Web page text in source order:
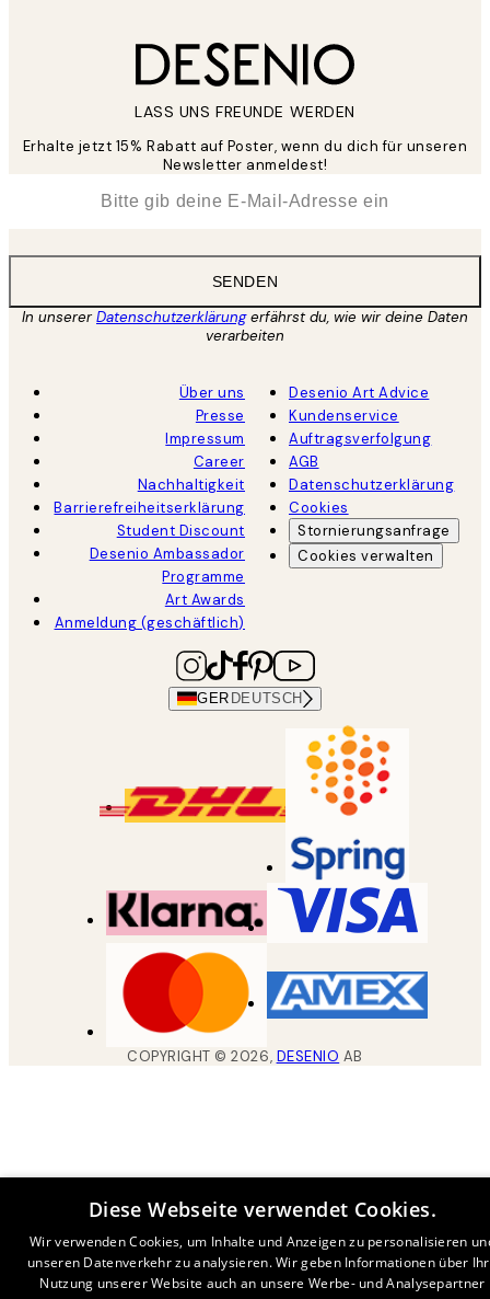
LASS UNS FREUNDE WERDEN
Erhalte jetzt 15% Rabatt auf Poster, wenn du dich für unseren
Newsletter anmeldest!
SENDEN
In unsererDatenschutzerklärungerfährst du, wie wir deine Daten
verarbeiten
Über uns
Presse
Impressum
Career
Nachhaltigkeit
Barrierefreiheitserklärung
Student Discount
Desenio Ambassador
Programme
Art Awards
Anmeldung (geschäftlich)
Desenio Art Advice
Kundenservice
Auftragsverfolgung
AGB
Datenschutzerklärung
Cookies
Stornierungsanfrage
Cookies verwalten
GER DEUTSCH
COPYRIGHT ©2026, DESENIO AB
Diese Webseite verwendet Cookies.
Wir verwenden Cookies, um Inhalte und Anzeigen zu personalisieren
unseren Datenverkehr zu analysieren. Wir geben Informationen über
Nutzung unserer Website auch an unsere Werbe- und Analysepartner